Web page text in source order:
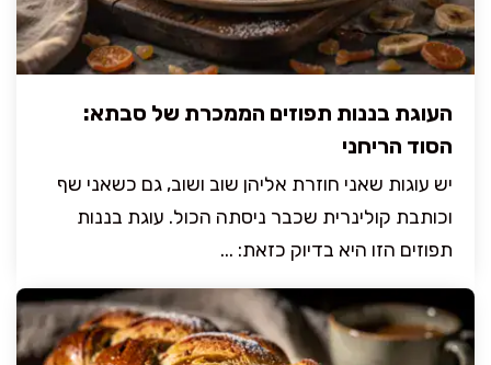
העוגת בננות תפוזים הממכרת של סבתא:
הסוד הריחני
יש עוגות שאני חוזרת אליהן שוב ושוב, גם כשאני שף
וכותבת קולינרית שכבר ניסתה הכול. עוגת בננות
תפוזים הזו היא בדיוק כזאת: ...